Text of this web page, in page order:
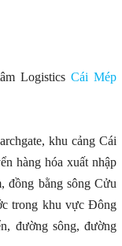
LogisticsCái Mép
khu cảng Cái
hàng hóa xuất nhập
đồng bằng sông Cửu
trong khu vực Đông
đường sông, đường